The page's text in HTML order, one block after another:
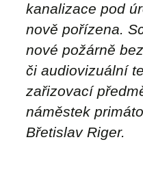
kanalizace pod
nově pořízena.
nové požárně
či audiovizuální
zařizovací
náměstek
Břetislav Riger.